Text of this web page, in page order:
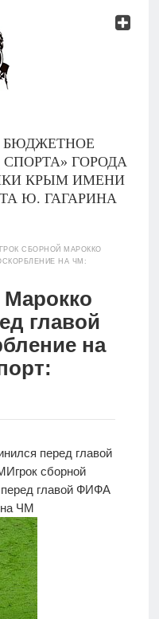
ГОРОДА
КРЫМ ИМЕНИ
Ю. ГАГАРИНА
СБОРНОЙ МАРОККО
НА ЧМ:
главой
на
перед главой
Игрок сборной
главой ФИФА
ЧМ